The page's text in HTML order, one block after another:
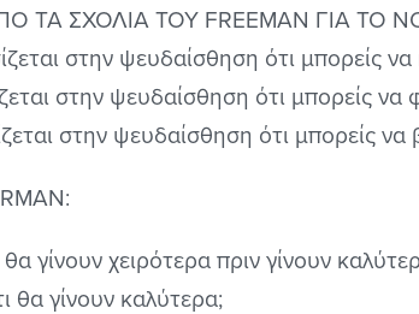
ΤΑ ΣΧΟΛΙΑ ΤΟΥ FREEMAN ΓΙΑ ΤΟ
στην ψευδαίσθηση ότι μπορείς να
στην ψευδαίσθηση ότι μπορείς να
στην ψευδαίσθηση ότι μπορείς να
γίνουν χειρότερα πριν γίνουν
θα γίνουν καλύτερα;